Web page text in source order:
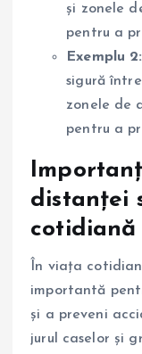
și zonele
pentru a
Exemplu 2:
sigură
zonele de
pentru a
distanței
cotidiană
În viața
importantă
și a preveni
jurul caselor și